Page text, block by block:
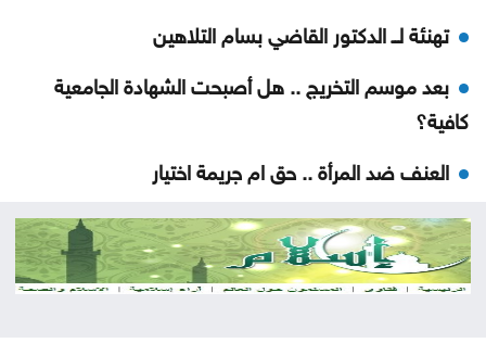
تهنئة لــ الدكتور القاضي بسام التلاهين
بعد موسم التخريج .. هل أصبحت الشهادة الجامعية
كافية؟
العنف ضد المرأة .. حق ام جريمة اختيار
عن تهديدات المناخ في المغرب العربي
أخيراً العالم يكتشف سبتة